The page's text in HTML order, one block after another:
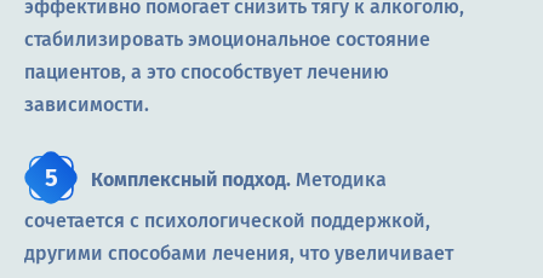
эффективно помогает снизить тягу к алкоголю,
стабилизировать эмоциональное состояние
пациентов, а это способствует лечению
зависимости.
Комплексный подход. Методика
сочетается с психологической поддержкой,
другими способами лечения, что увеличивает